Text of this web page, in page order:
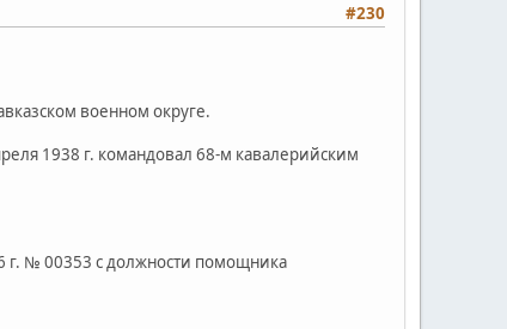
#230
военном округе.
1938 г. командовал 68-м кавалерийским
г. № 00353 с должности помощника